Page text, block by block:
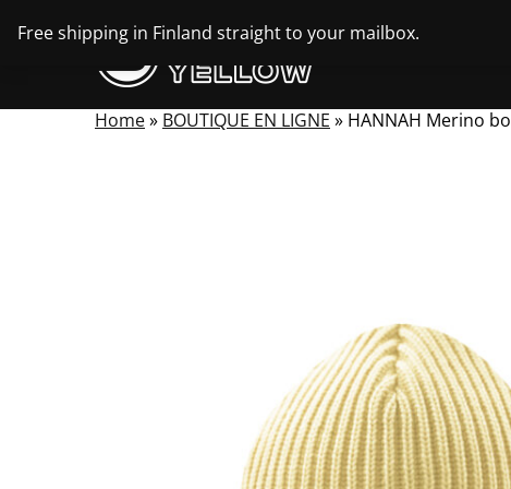
Free shipping in Finland straight to your mailbox.
Skip
Home» BOUTIQUE EN LIGNE » HANNAH Merino